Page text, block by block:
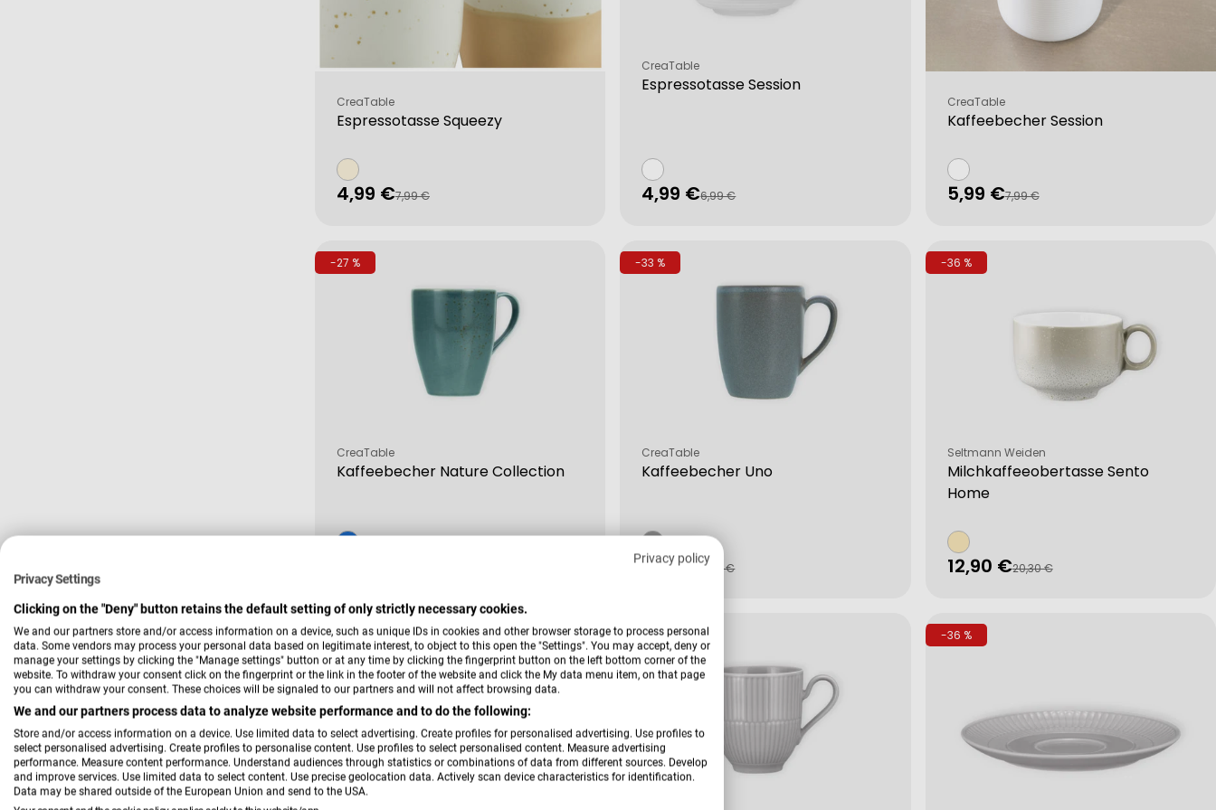
Privacy policy
Privacy Settings
Clicking on the "Deny" button retains the default setting of only strictly necessary cookies.
We and our partners store and/or access information on a device, such as unique IDs in cookies and other browser storage to process personal
data. Some vendors may process your personal data based on legitimate interest, to object to this open the "Settings". You may accept, deny or
manage your settings by clicking the "Manage settings" button or at any time by clicking the fingerprint button on the left bottom corner of the
website. To withdraw your consent click on the fingerprint or the link in the footer of the website and click the My data menu item, on that page
you can withdraw your consent. These choices will be signaled to our partners and will not affect browsing data.
We and our partners process data to analyze website performance and to do the following:
Store and/or access information on a device. Use limited data to select advertising. Create profiles for personalised advertising. Use profiles to
select personalised advertising. Create profiles to personalise content. Use profiles to select personalised content. Measure advertising
performance. Measure content performance. Understand audiences through statistics or combinations of data from different sources. Develop
and improve services. Use limited data to select content. Use precise geolocation data. Actively scan device characteristics for identification.
Data may be shared outside of the European Union and send to the USA.
Espressotasse Squeezy
Verkäufer:
CreaTable
Verkaufspreis
4,99 €
Regulärer
7,99 €
Espressotasse Session
Verkäufer:
CreaTable
Verkaufspreis
4,99 €
Regulärer
6,99 €
Kaffeebecher Session
Verkäufer:
CreaTable
Verkaufspreis
5,99 €
Regulärer
7,99 €
-27 %
Kaffeebecher Nature Collection
Verkäufer:
CreaTable
-33 %
Kaffeebecher Uno
Verkäufer:
CreaTable
Verkaufspreis
5,99 €
Regulärer
8,99 €
-36 %
Milchkaffeeobertasse Sento
Home
Verkäufer:
Seltmann Weiden
Verkaufspreis
12,90 €
Regulärer
20,30 €
-41 % -36 % -36 %